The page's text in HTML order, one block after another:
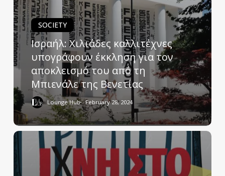
SOCIETY
Ισραήλ: Χιλιάδες καλλιτέχνες
υπογράφουν έκκληση για τον
αποκλεισμό του από τη
Μπιενάλε της Βενετίας
Lounge Hub February 28, 2024